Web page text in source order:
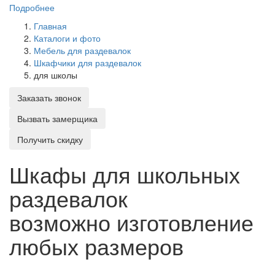
Подробнее
Главная
Каталоги и фото
Мебель для раздевалок
Шкафчики для раздевалок
для школы
Заказать звонок
Вызвать замерщика
Получить скидку
Шкафы для школьных
раздевалок
возможно изготовление
любых размеров